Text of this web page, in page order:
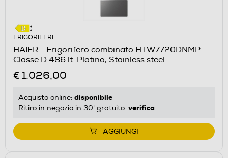
FRIGORIFERI
HAIER - Frigorifero combinato HTW7720DNMP
Classe D 486 lt-Platino, Stainless steel
€ 1.026,00
Acquisto online: disponibile
Ritiro in negozio in 30' gratuito: verifica
AGGIUNGI